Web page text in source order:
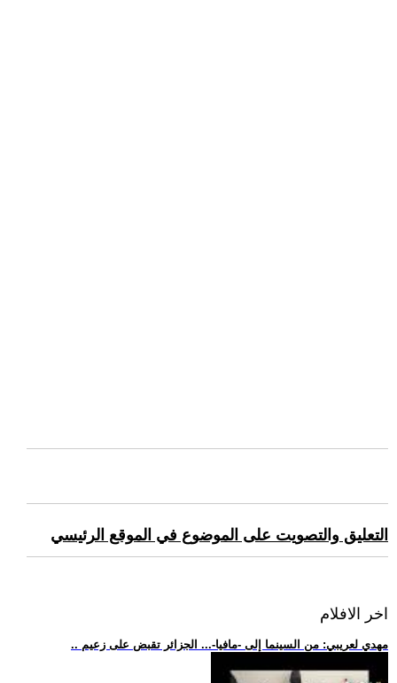
التعليق والتصويت على الموضوع في الموقع الرئيسي
اخر الافلام
.. مهدي لعريبي: من السينما إلى -مافيا-... الجزائر تقبض على زعيم